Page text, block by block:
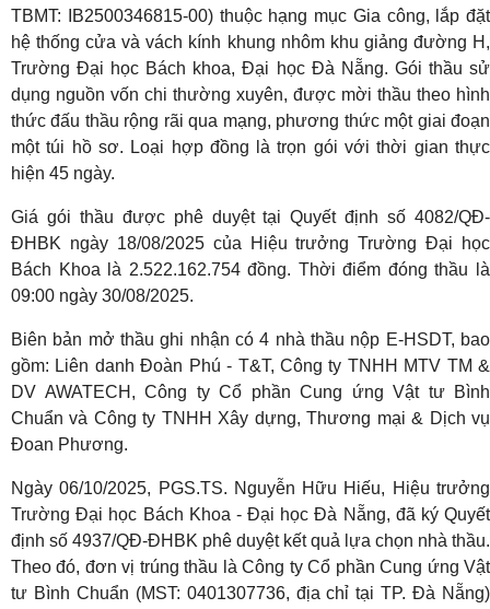
TBMT: IB2500346815-00) thuộc hạng mục Gia công, lắp đặt
hệ thống cửa và vách kính khung nhôm khu giảng đường H,
Trường Đại học Bách khoa, Đại học Đà Nẵng. Gói thầu sử
dụng nguồn vốn chi thường xuyên, được mời thầu theo hình
thức đấu thầu rộng rãi qua mạng, phương thức một giai đoạn
một túi hồ sơ. Loại hợp đồng là trọn gói với thời gian thực
hiện 45 ngày.
Giá gói thầu được phê duyệt tại Quyết định số 4082/QĐ-
ĐHBK ngày 18/08/2025 của Hiệu trưởng Trường Đại học
Bách Khoa là 2.522.162.754 đồng. Thời điểm đóng thầu là
09:00 ngày 30/08/2025.
Biên bản mở thầu ghi nhận có 4 nhà thầu nộp E-HSDT, bao
gồm: Liên danh Đoàn Phú - T&T, Công ty TNHH MTV TM &
DV AWATECH, Công ty Cổ phần Cung ứng Vật tư Bình
Chuẩn và Công ty TNHH Xây dựng, Thương mại & Dịch vụ
Đoan Phương.
Ngày 06/10/2025, PGS.TS. Nguyễn Hữu Hiếu, Hiệu trưởng
Trường Đại học Bách Khoa - Đại học Đà Nẵng, đã ký Quyết
định số 4937/QĐ-ĐHBK phê duyệt kết quả lựa chọn nhà thầu.
Theo đó, đơn vị trúng thầu là Công ty Cổ phần Cung ứng Vật
tư Bình Chuẩn (MST: 0401307736, địa chỉ tại TP. Đà Nẵng)